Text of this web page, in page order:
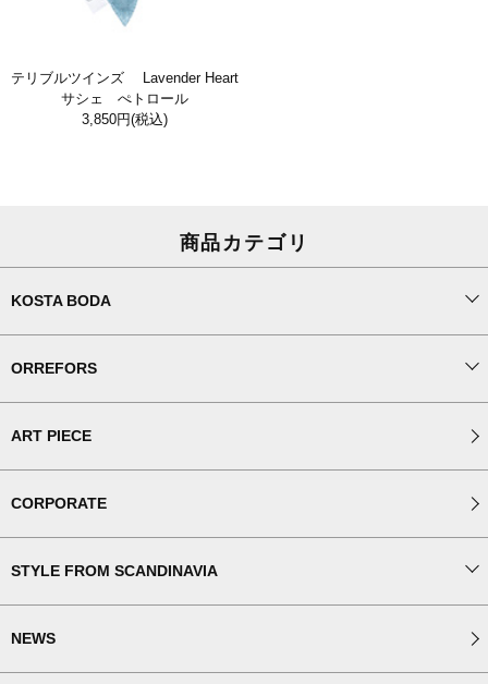
テリブルツインズ Lavender Heart
サシェ ぺトロール
3,850円(税込)
商品カテゴリ
KOSTA BODA
ORREFORS
ART PIECE
CORPORATE
STYLE FROM SCANDINAVIA
NEWS